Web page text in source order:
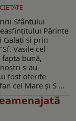
Sfântului
Părinte
Galați și prin
Vasile cel
bună,
s-au
fost oferite
cel Mare și S ...